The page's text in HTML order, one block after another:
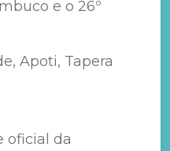
e o 26º
Apoti, Tapera
oficial da